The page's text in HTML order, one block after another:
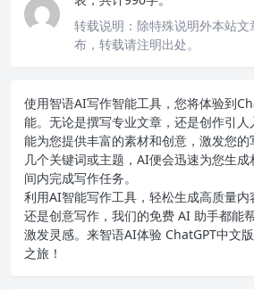
转载说明： 除特殊说明外本站
布，转载请注明出处。
使用智语AI写作智能工具，您将体验到
能。无论是撰写专业文章，还是创作引
能为您提供丰富的素材和创意，激发您的
几个关键词或主题，AI便会迅速为您生
间内完成写作任务。
利用AI智能写作工具，轻松生成高质量
还是创意写作，我们的免费 AI 助手都能
激发灵感。来智语AI体验 ChatGPT中文版
之旅！